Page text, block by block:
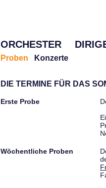
ORCHESTER
Proben Konzerte
DIE TERMINE FÜR DAS
Erste Probe
Wöchentliche Proben